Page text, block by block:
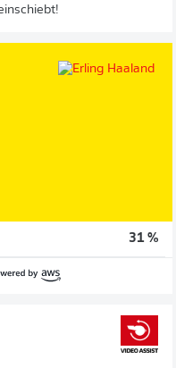
31 %